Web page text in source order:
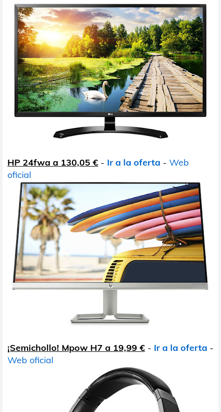
HP 24fwa a 130,05 € - Ir a la oferta - Web
oficial
¡Semichollo! Mpow H7 a 19,99 € - Ir a la oferta -
Web oficial